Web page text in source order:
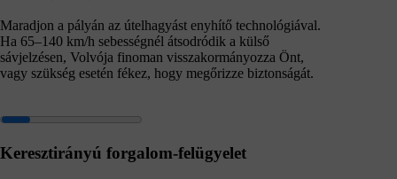
Maradjon a pályán az útelhagyást enyhítő technológiával.
Ha 65–140 km/h sebességnél átsodródik a külső
sávjelzésen, Volvója finoman visszakormányozza Önt,
vagy szükség esetén fékez, hogy megőrizze biztonságát.
Keresztirányú forgalom-felügyelet